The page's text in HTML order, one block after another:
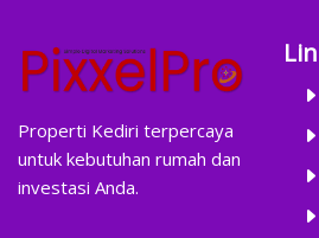
Properti Kediri terpercaya
untuk kebutuhan rumah dan
investasi Anda.